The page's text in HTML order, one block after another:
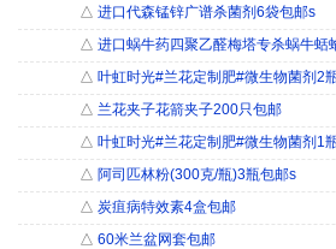
△ 进口代森锰锌广谱杀菌剂6袋包邮s
△ 进口蜗牛药四聚乙醛梅塔专杀蜗牛蛞
△ 叶虹时光#兰花定制肥#微生物菌剂2
△ 兰花夹子花箭夹子200只包邮
△ 叶虹时光#兰花定制肥#微生物菌剂1
△ 阿司匹林粉(300克/瓶)3瓶包邮s
△ 炭疽病特效素4盒包邮
△ 60米兰盆网套包邮